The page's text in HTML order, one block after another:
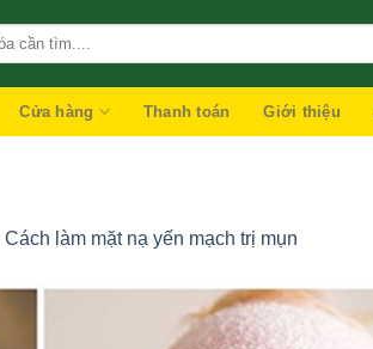
Cửa hàng Thanh toán Giới thiệu
Cách làm mặt nạ yến mạch trị mụn